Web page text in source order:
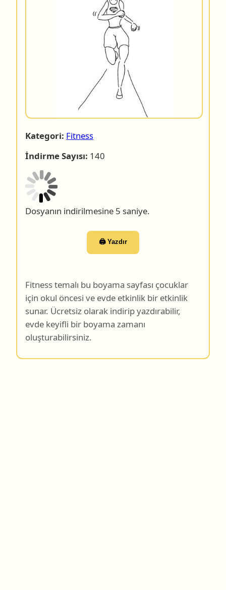
Kategori: Fitness
İndirme Sayısı: 140
Dosyanın indirilmesine 4 saniye.
sunar. Ücretsiz olarak indirip yazdırabilir,
evde keyifli bir boyama zamanı
oluşturabilirsiniz.